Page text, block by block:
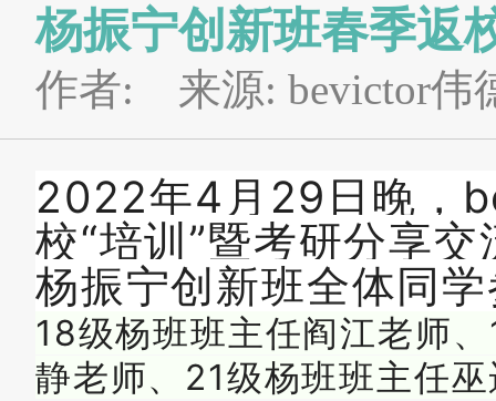
杨振宁创新班春季返
作者: 来源: bevictor伟
2022年4月29日晚，
校“培训”暨考研分享
杨振宁创新班全体同
18级杨班班主任阎江老师
静老师、21级杨班班主任